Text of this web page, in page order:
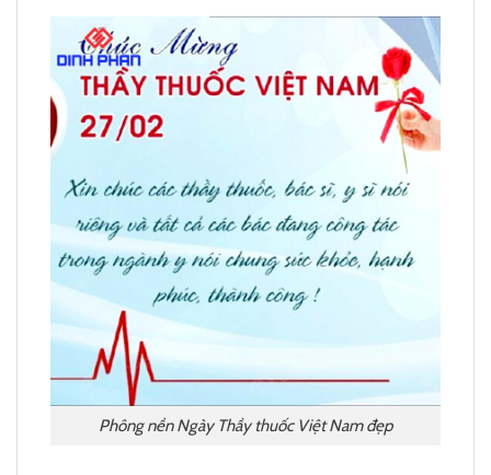
Phông nền Ngày Thầy thuốc Việt Nam đẹp